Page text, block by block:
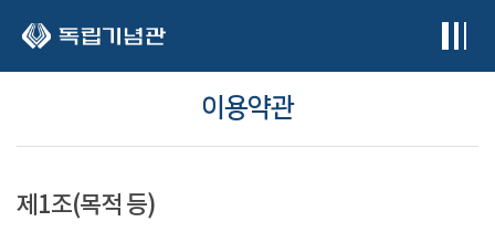
이용약관
제1조(목적 등)